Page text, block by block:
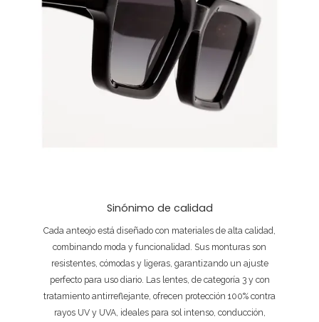
Sinónimo de calidad
Cada anteojo está diseñado con materiales de alta calidad,
combinando moda y funcionalidad. Sus monturas son
resistentes, cómodas y ligeras, garantizando un ajuste
perfecto para uso diario. Las lentes, de categoría 3 y con
tratamiento antirreflejante, ofrecen protección 100% contra
rayos UV y UVA, ideales para sol intenso, conducción,